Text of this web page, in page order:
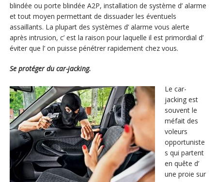
blindée ou porte blindée A2P, installation de système d’ alarme
et tout moyen permettant de dissuader les éventuels
assaillants. La plupart des systèmes d’ alarme vous alerte
après intrusion, c’ est la raison pour laquelle il est primordial d’
éviter que l’ on puisse pénétrer rapidement chez vous.
Se protéger du car-jacking.
Le car-
jacking est
souvent le
méfait des
voleurs
opportuniste
s qui partent
en quête d’
une proie sur